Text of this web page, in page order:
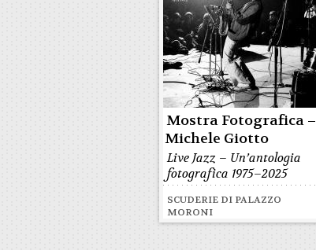
Mostra Fotografica –
Michele Giotto
Live Jazz – Un’antologia
fotografica 1975–2025
SCUDERIE DI PALAZZO
MORONI